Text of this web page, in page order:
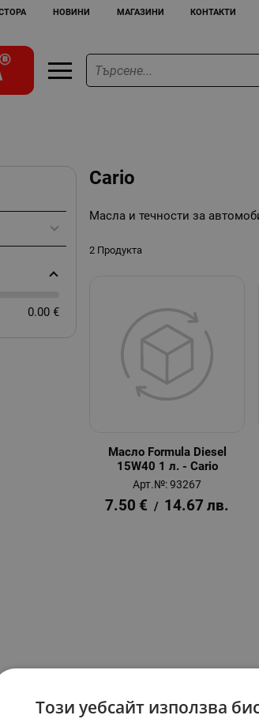
НОВИНИ МАГАЗИНИ КОНТАКТИ
Cario
Масла и течности за
2 Продукта
Масло Formula Diesel
15W40 1 л. - Cario
Арт.№: 93267
7.50 € / 14.67 лв.
0.00 €
Този уебсайт използва